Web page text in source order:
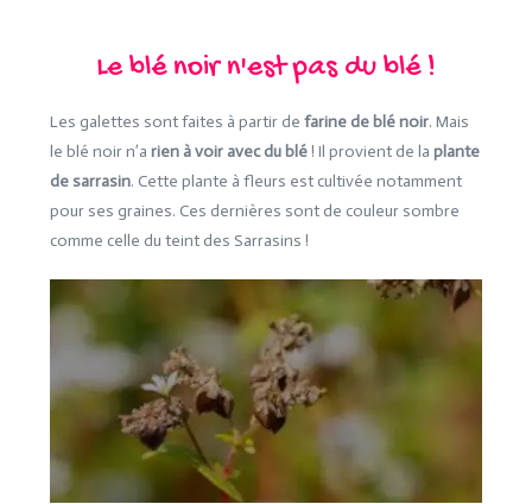
Le blé noir n'est pas du blé !
Les galettes sont faites à partir defarine de blé noir. Mais
le blé noir n’arien à voir avec du blé! Il provient de laplante
de sarrasin. Cette plante à fleurs est cultivée notamment
pour ses graines. Ces dernières sont de couleur sombre
comme celle du teint des Sarrasins !